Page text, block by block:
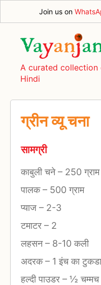
Join us on
A curated collection
Hindi
ग्रीन व्यू चना
सामग्री
काबुली चने– 250 ग्राम
पालक– 500 ग्राम
प्याज – 2-3
टमाटर – 2
लहसन– 8-10 कली
अदरक– 1 इंच का टुकडा
हल्दी पाउडर – ½ चम्मच